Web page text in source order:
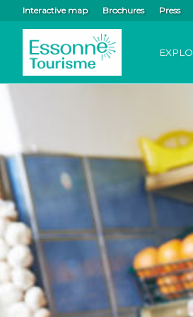
Interactive map Brochures Press